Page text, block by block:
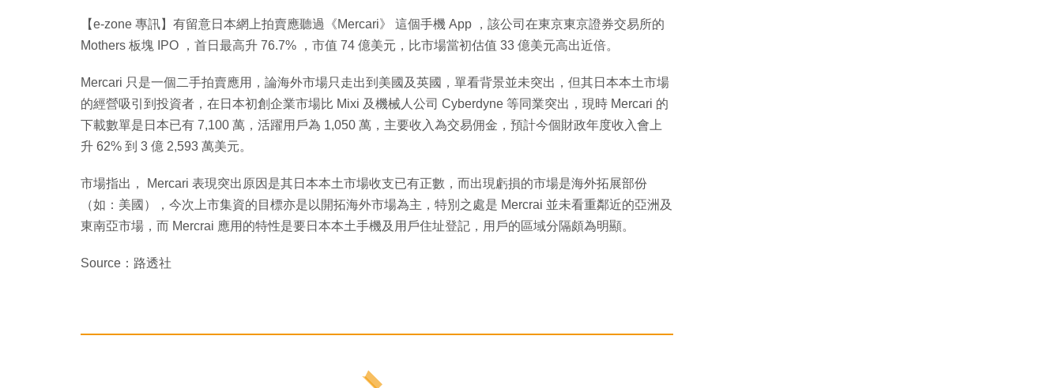
【e-zone 專訊】有留意日本網上拍賣應聽過《Mercari》 這個手機 App ，該公司在東京東京證券交易所的
Mothers 板塊 IPO ，首日最高升 76.7% ，市值 74 億美元，比市場當初估值 33 億美元高出近倍。
Mercari 只是一個二手拍賣應用，論海外市場只走出到美國及英國，單看背景並未突出，但其日本本土市場
的經營吸引到投資者，在日本初創企業市場比 Mixi 及機械人公司 Cyberdyne 等同業突出，現時 Mercari 的
下載數單是日本已有 7,100 萬，活躍用戶為 1,050 萬，主要收入為交易佣金，預計今個財政年度收入會上
升 62% 到 3 億 2,593 萬美元。
市場指出， Mercari 表現突出原因是其日本本土市場收支已有正數，而出現虧損的市場是海外拓展部份
（如：美國），今次上市集資的目標亦是以開拓海外市場為主，特別之處是 Mercrai 並未看重鄰近的亞洲及
東南亞市場，而 Mercrai 應用的特性是要日本本土手機及用戶住址登記，用戶的區域分隔頗為明顯。
Source：路透社